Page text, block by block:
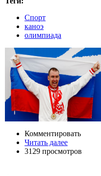
Спорт
каноэ
олимпиада
Комментировать
Читать далее
3129 просмотров